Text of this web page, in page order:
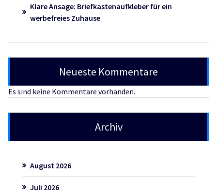
Klare Ansage: Briefkastenaufkleber für ein
werbefreies Zuhause
Neueste Kommentare
Es sind keine Kommentare vorhanden.
Archiv
August 2026
Juli 2026